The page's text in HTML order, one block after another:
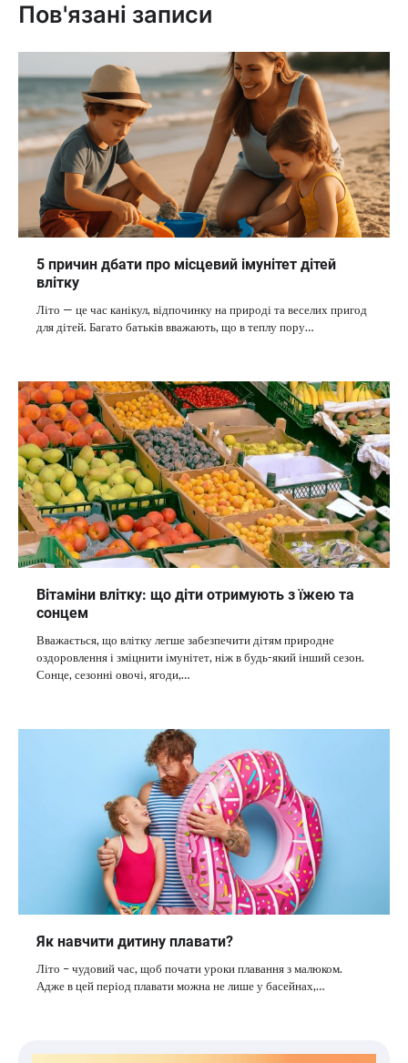
Пов'язані записи
5 причин дбати про місцевий імунітет дітей
влітку
Літо — це час канікул, відпочинку на природі та веселих пригод
для дітей. Багато батьків вважають, що в теплу пору…
Вітаміни влітку: що діти отримують з їжею та
сонцем
Вважається, що влітку легше забезпечити дітям природне
оздоровлення і зміцнити імунітет, ніж в будь-який інший сезон.
Сонце, сезонні овочі, ягоди,…
Як навчити дитину плавати?
Літо – чудовий час, щоб почати уроки плавання з малюком.
Адже в цей період плавати можна не лише у басейнах,…